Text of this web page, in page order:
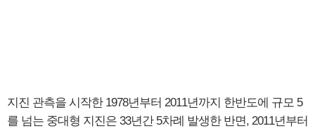
지진 관측을 시작한 1978년부터 2011년까지 한반도에 규모 5
를 넘는 중대형 지진은 33년간 5차례 발생한 반면, 2011년부터